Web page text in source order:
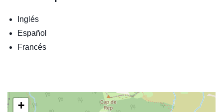
Inglés
Español
Francés
+